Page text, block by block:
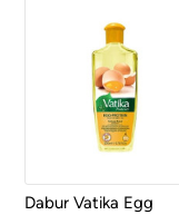
Dabur Vatika Egg